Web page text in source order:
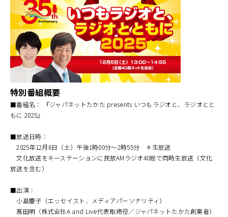
特別番組概要
■番組名： 『ジャパネットたかた presents いつもラジオと、ラジオとと
もに 2025』
■放送日時：
2025年12月6日（土）午後1時00分～2時55分 ＊生放送
文化放送をキーステーションに民放AMラジオ40局で同時生放送（文化
放送を含む）
■出演：
小島慶子（エッセイスト、メディアパーソナリティ）
髙田明（株式会社A and Live代表取締役／ジャパネットたかた創業者）